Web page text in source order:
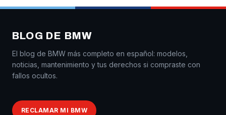
BLOG DE BMW
El blog de BMW más completo en español: modelos,
noticias, mantenimiento y tus derechos si compraste con
fallos ocultos.
RECLAMAR MI BMW